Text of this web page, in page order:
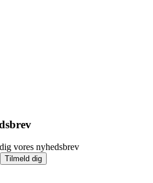
vores nyhedsbrev
Tilmeld dig